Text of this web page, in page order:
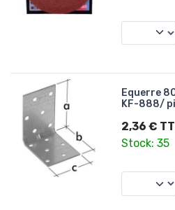
Equerre
KF-888/
2,36 €
Stock: 35